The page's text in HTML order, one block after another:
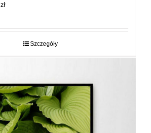
złZakres
29,00 zł
Szczegóły